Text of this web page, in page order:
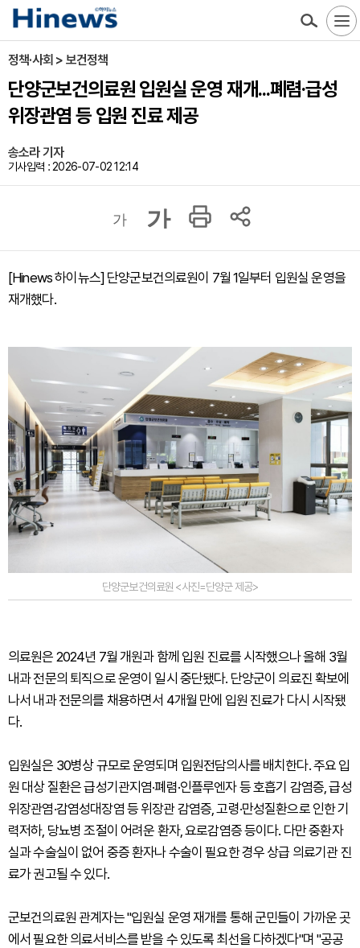
정책·사회 > 보건정책
단양군보건의료원 입원실 운영 재개...폐렴·급성
위장관염 등 입원 진료 제공
송소라 기자
기사입력 : 2026-07-02 12:14
가 가
[Hinews 하이뉴스] 단양군보건의료원이 7월 1일부터 입원실 운영을
재개했다.
단양군보건의료원 <사진=단양군 제공>
의료원은 2024년 7월 개원과 함께 입원 진료를 시작했으나 올해 3월
내과 전문의 퇴직으로 운영이 일시 중단됐다. 단양군이 의료진 확보에
나서 내과 전문의를 채용하면서 4개월 만에 입원 진료가 다시 시작됐
다.
입원실은 30병상 규모로 운영되며 입원전담의사를 배치한다. 주요 입
원 대상 질환은 급성기관지염·폐렴·인플루엔자 등 호흡기 감염증, 급성
위장관염·감염성대장염 등 위장관 감염증, 고령·만성질환으로 인한 기
력저하, 당뇨병 조절이 어려운 환자, 요로감염증 등이다. 다만 중환자
실과 수술실이 없어 중증 환자나 수술이 필요한 경우 상급 의료기관 진
료가 권고될 수 있다.
군보건의료원 관계자는 "입원실 운영 재개를 통해 군민들이 가까운 곳
에서 필요한 의료서비스를 받을 수 있도록 최선을 다하겠다"며 "공공